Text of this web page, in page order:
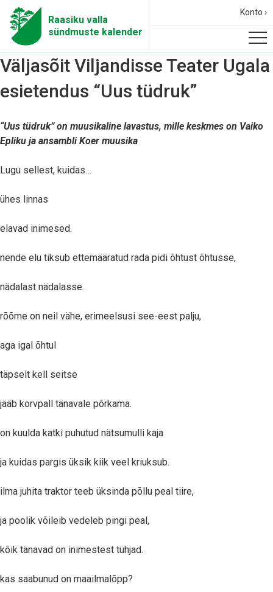
Raasiku valla
sündmuste kalender
Konto ›
Väljasõit Viljandisse Teater Ugala
esietendus “Uus tüdruk”
“Uus tüdruk” on muusikaline lavastus, mille keskmes on Vaiko
Epliku ja ansambli Koer muusika
Lugu sellest, kuidas…
ühes linnas
elavad inimesed.
nende elu tiksub ettemääratud rada pidi õhtust õhtusse,
nädalast nädalasse.
rõõme on neil vähe, erimeelsusi see-eest palju,
aga igal õhtul
täpselt kell seitse
jääb korvpall tänavale põrkama.
on kuulda katki puhutud nätsumulli kaja
ja kuidas pargis üksik kiik veel kriuksub.
ilma juhita traktor teeb üksinda põllu peal tiire,
ja poolik võileib vedeleb pingi peal,
kõik tänavad on inimestest tühjad.
kas saabunud on maailmalõpp?